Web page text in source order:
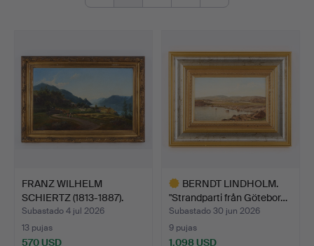
FRANZ WILHELM
SCHIERTZ (1813-1887).
Granja…
Subastado 4 jul 2026
13 pujas
570 USD
BERNDT LINDHOLM.
"Strandparti från Götebor…
Subastado 30 jun 2026
9 pujas
1.098 USD